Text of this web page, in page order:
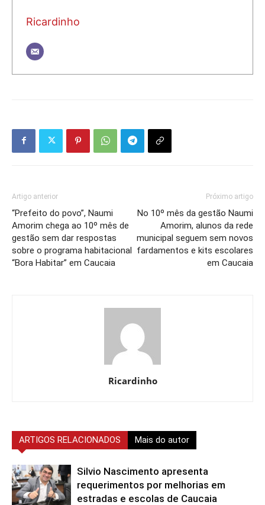
Ricardinho
Artigo anterior
“Prefeito do povo”, Naumi
Amorim chega ao 10º mês de
gestão sem dar respostas
sobre o programa habitacional
“Bora Habitar” em Caucaia
Próximo artigo
No 10º mês da gestão Naumi
Amorim, alunos da rede
municipal seguem sem novos
fardamentos e kits escolares
em Caucaia
Ricardinho
ARTIGOS RELACIONADOS Mais do autor
Silvio Nascimento apresenta
requerimentos por melhorias em
estradas e escolas de Caucaia